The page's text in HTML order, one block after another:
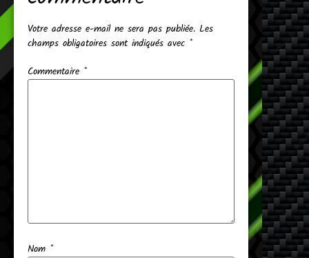
Votre adresse e-mail ne sera pas publiée. Les
champs obligatoires sont indiqués avec *
Commentaire *
Nom *